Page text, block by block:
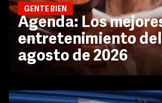
GENTE BIEN
Agenda: Los
entretenimiento del
agosto de 2026